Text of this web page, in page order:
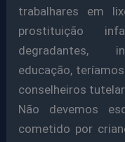
trabalhares em
prostituição
degradantes,
educação,
conselheiros
Não devemos
cometido por